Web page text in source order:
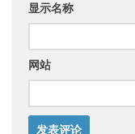
显示名称
网站